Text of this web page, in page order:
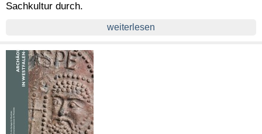
Sachkultur durch.
weiterlesen